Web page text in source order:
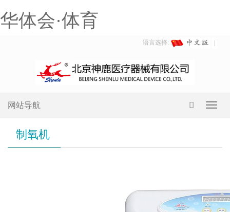
华体会·体育
语言选择:
网站导航
制氧机